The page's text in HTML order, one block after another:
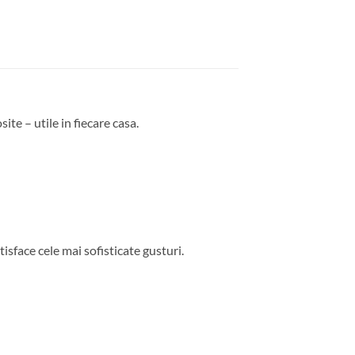
– utile in fiecare casa.
cele mai sofisticate gusturi.